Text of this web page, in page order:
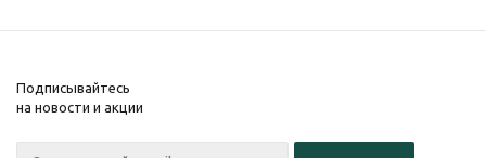
Подписывайтесь
на новости и акции